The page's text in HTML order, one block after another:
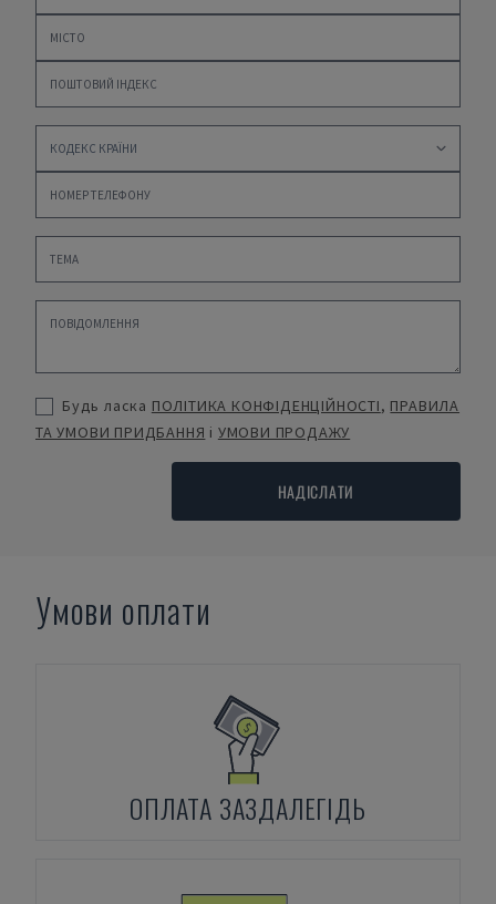
Будь ласка ПОЛІТИКА КОНФІДЕНЦІЙНОСТІ, ПРАВИЛА
ТА УМОВИ ПРИДБАННЯ і УМОВИ ПРОДАЖУ
НАДІСЛАТИ
Умови оплати
ОПЛАТА ЗАЗДАЛЕГІДЬ